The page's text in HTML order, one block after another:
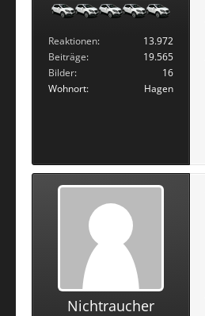
Reaktionen
13.972
Beiträge
19.565
Bilder
16
Wohnort
Hagen
Nichtraucher